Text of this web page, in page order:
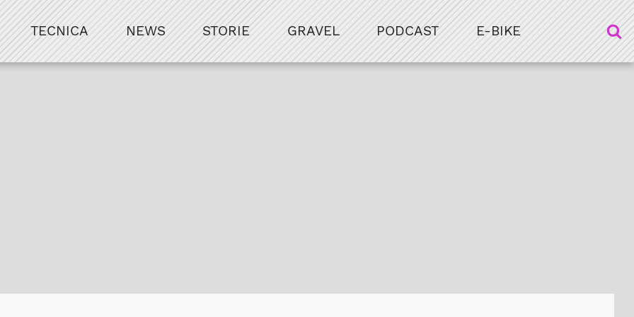
TECNICA NEWS STORIE GRAVEL PODCAST E-BIKE